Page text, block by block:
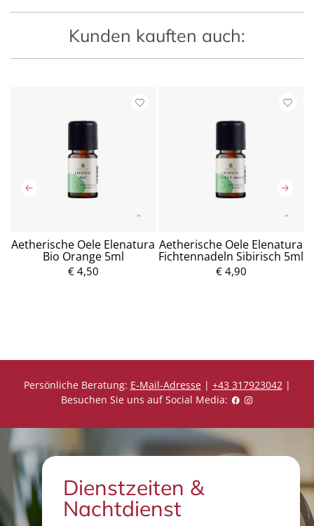
Kunden kauften auch:
Aetherische Oele Elenatura
Bio Orange 5ml
€ 4,50
Aetherische Oele Elenatura
Fichtennadeln Sibirisch 5ml
€ 4,90
Persönliche Beratung: E-Mail-Adresse| +43 317923042|
Besuchen Sie uns auf Social Media:
Dienstzeiten &
Nachtdienst